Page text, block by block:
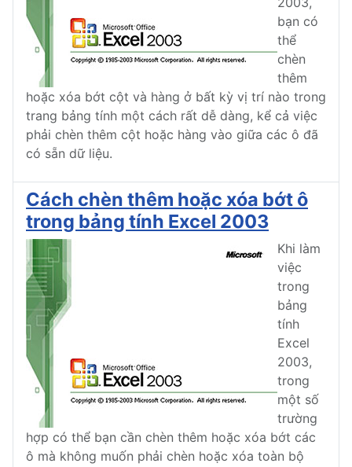
bạn có
thể
chèn
thêm
hoặc xóa bớt cột và hàng ở bất kỳ vị trí nào trong
trang bảng tính một cách rất dễ dàng, kể cả việc
phải chèn thêm cột hoặc hàng vào giữa các ô đã
có sẵn dữ liệu.
Cách chèn thêm hoặc xóa bớt ô
trong bảng tính Excel 2003
Khi làm
việc
trong
bảng
tính
Excel
2003,
trong
một số
trường
hợp có thể bạn cần chèn thêm hoặc xóa bớt các
ô mà không muốn phải chèn hoặc xóa toàn bộ